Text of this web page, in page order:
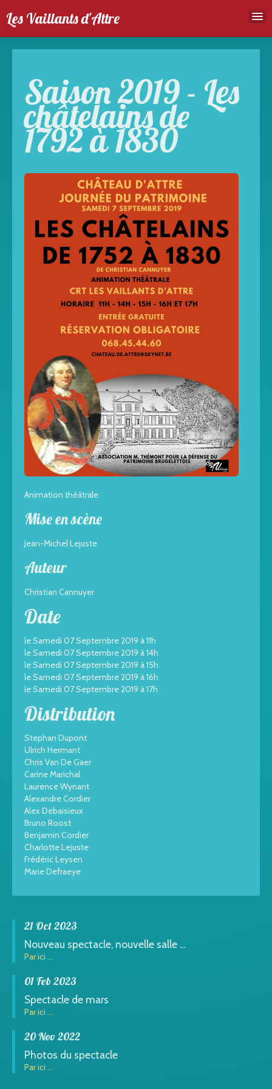
Les Vaillants d'Attre
Spectales
Agenda
Galeries photos
Saison 2019 - Les
châtelains de
1792 à 1830
Animation théâtrale
Mise en scène
Jean-Michel Lejuste
Auteur
Christian Cannuyer
Date
le Samedi 07 Septembre 2019 à 11h
le Samedi 07 Septembre 2019 à 14h
le Samedi 07 Septembre 2019 à 15h
le Samedi 07 Septembre 2019 à 16h
le Samedi 07 Septembre 2019 à 17h
Distribution
Stephan Dupont
Ulrich Hermant
Chris Van De Gaer
Carine Marichal
Laurence Wynant
Alexandre Cordier
Alex Debaisieux
Bruno Roost
Benjamin Cordier
Charlotte Lejuste
Frédéric Leysen
Marie Defraeye
21 Oct 2023
Nouveau spectacle, nouvelle salle ...
Par ici ...
01 Feb 2023
Spectacle de mars
Par ici ...
20 Nov 2022
Photos du spectacle
Par ici ...